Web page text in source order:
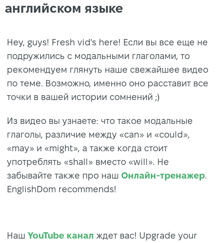
английском языке
Hey, guys! Fresh vid's here! Если вы все еще не
подружились с модальными глаголами, то
рекомендуем глянуть наше свежайшее видео
по теме. Возможно, именно оно расставит все
точки в вашей истории сомнений ;)
Из видео вы узнаете: что такое модальные
глаголы, различие между «can» и «could»,
«may» и «might», а также когда стоит
употреблять «shall» вместо «will». Не
забывайте также про наш Онлайн-тренажер.
EnglishDom recommends!
Наш YouTube канал ждет вас! Upgrade your